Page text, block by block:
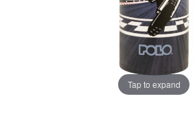
Tap to expand